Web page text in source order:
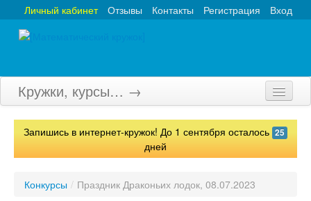
Вход
Регистрация
Контакты
Отзывы
Личный кабинет
Кружки, курсы… →
Главная
Запишись в интернет-кружок! До 1 сентября осталось 25
дней
Конкурсы / Праздник Драконьих лодок, 08.07.2023